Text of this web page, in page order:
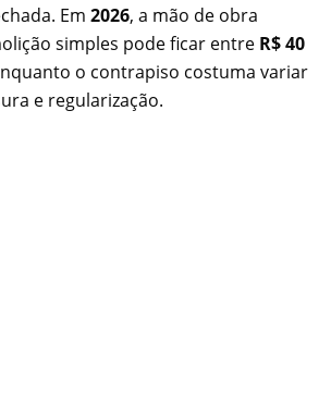
Em 2026, a mão de obra
simples pode ficar entre R$ 40
o contrapiso costuma variar
e regularização.